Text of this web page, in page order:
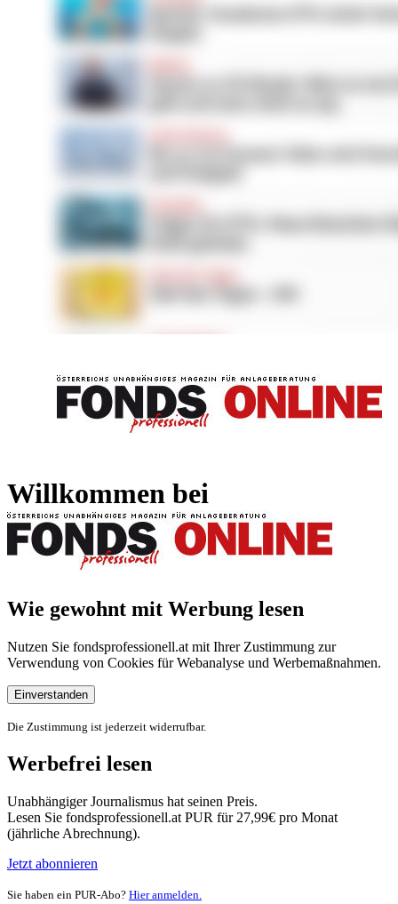
Willkommen bei
Wie gewohnt mit Werbung lesen
Nutzen Sie fondsprofessionell.at mit Ihrer Zustimmung zur
Verwendung von Cookies für Webanalyse und Werbemaßnahmen.
Einverstanden
Die Zustimmung ist jederzeit widerrufbar.
Werbefrei lesen
Unabhängiger Journalismus hat seinen Preis.
Lesen Sie fondsprofessionell.at PUR für 27,99€ pro Monat
(jährliche Abrechnung).
Jetzt abonnieren
Sie haben ein PUR-Abo? Hier anmelden.